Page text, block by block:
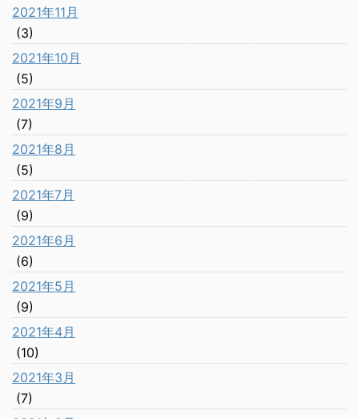
2021年11月
(3)
2021年10月
(5)
2021年9月
(7)
2021年8月
(5)
2021年7月
(9)
2021年6月
(6)
2021年5月
(9)
2021年4月
(10)
2021年3月
(7)